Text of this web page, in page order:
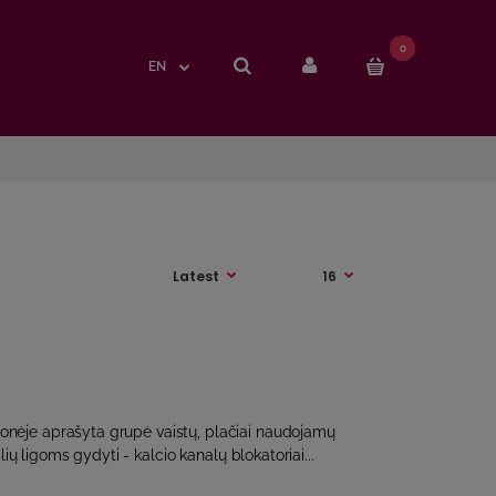
EN
0
EN
0
aprašyta grupė vaistų, plačiai naudojamų
ligoms gydyti - kalcio kanalų blokatoriai...